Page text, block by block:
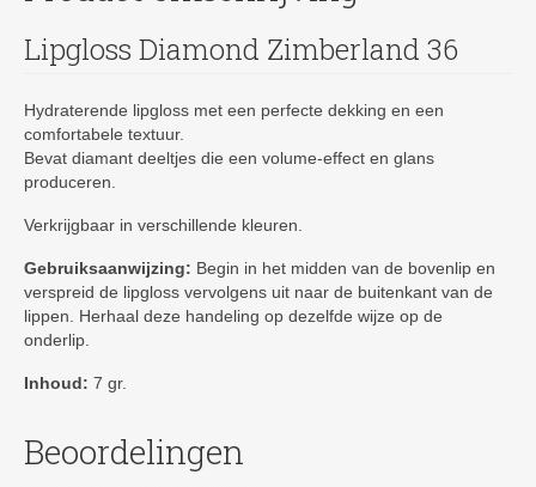
Lipgloss Diamond Zimberland 36
Hydraterende lipgloss met een perfecte dekking en een
comfortabele textuur.
Bevat diamant deeltjes die een volume-effect en glans
produceren.
Verkrijgbaar in verschillende kleuren.
Gebruiksaanwijzing: Begin in het midden van de bovenlip en
verspreid de lipgloss vervolgens uit naar de buitenkant van de
lippen. Herhaal deze handeling op dezelfde wijze op de
onderlip.
Inhoud: 7 gr.
Beoordelingen